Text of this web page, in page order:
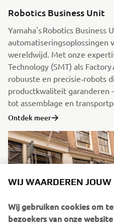
Robotics Business Unit
Yamaha's Robotics Business
automatiseringsoplossingen
wereldwijd. Met onze
Technology (SMT) als
robuuste en precisie‑robots
productkwaliteit garanderen
tot assemblage en
Ontdek meer
WIJ WAARDEREN JOUW
Wij gebruiken cookies om
bezoekers van onze